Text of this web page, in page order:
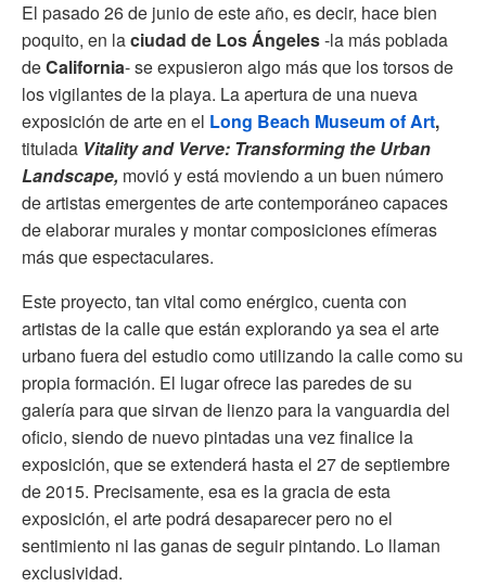
El pasado 26 de junio de este año, es decir, hace bien
poquito, en laciudad de Los Ángeles-la más poblada
deCalifornia- se expusieron algo más que los torsos de
los vigilantes de la playa. La apertura de una nueva
exposición de arte en el Long Beach Museum of Art,
titulada Vitality and Verve: Transforming the Urban
Landscape, movió y está moviendo a un buen número
de artistas emergentes de arte contemporáneo capaces
de elaborar murales y montar composiciones efímeras
más que espectaculares.
Este proyecto, tan vital como enérgico, cuenta con
artistas de la calle que están explorando ya sea el arte
urbano fuera del estudio como utilizando la calle como su
propia formación. El lugar ofrece las paredes de su
galería para que sirvan de lienzo para la vanguardia del
oficio, siendo de nuevo pintadas una vez finalice la
exposición, que se extenderá hasta el 27 de septiembre
de 2015. Precisamente, esa es la gracia de esta
exposición, el arte podrá desaparecer pero no el
sentimiento ni las ganas de seguir pintando. Lo llaman
exclusividad.